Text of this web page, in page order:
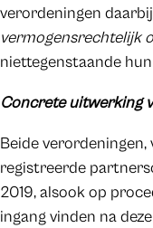
verordeningen daarbij
vermogensrechtelijk
niettegenstaande hun
Concrete uitwerking
Beide
registreerde
2019, alsook op
ingang vinden na